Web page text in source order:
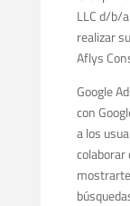
LLC d/b/
realizar
Aflys
Google
con
a los
colaborar